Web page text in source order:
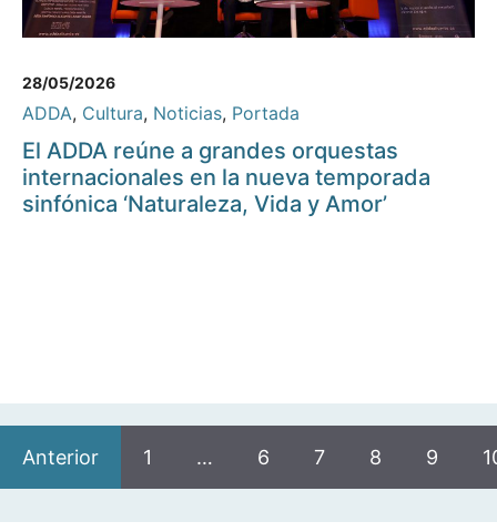
28/05/2026
ADDA, Cultura, Noticias, Portada
El ADDA reúne a grandes orquestas
internacionales en la nueva temporada
sinfónica ‘Naturaleza, Vida y Amor’
Anterior 1 … 6 7 8 9